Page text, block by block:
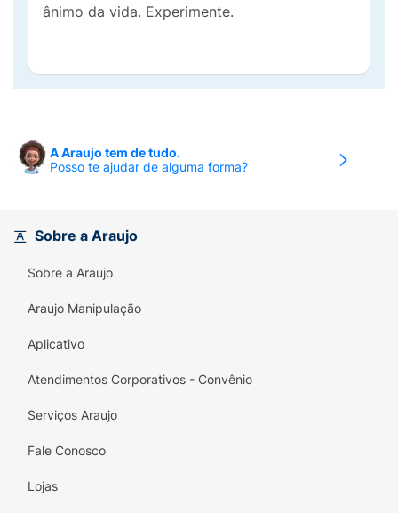
ânimo da vida. Experimente.
A Araujo tem de tudo.
Posso te ajudar de alguma forma?
Sobre a Araujo
Sobre a Araujo
Araujo Manipulação
Aplicativo
Atendimentos Corporativos - Convênio
Serviços Araujo
Fale Conosco
Lojas